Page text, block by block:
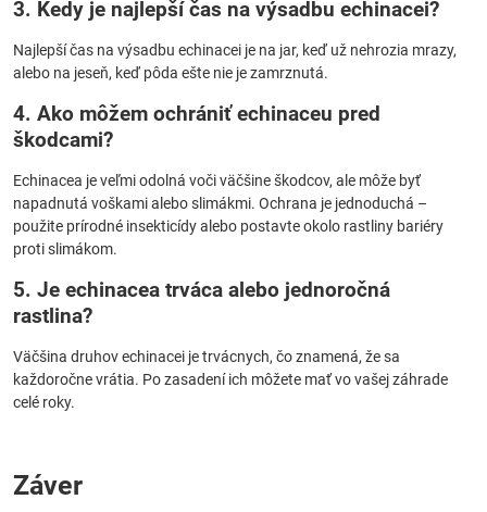
3. Kedy je najlepší čas na výsadbu echinacei?
Najlepší čas na výsadbu echinacei je na jar, keď už nehrozia mrazy,
alebo na jeseň, keď pôda ešte nie je zamrznutá.
4. Ako môžem ochrániť echinaceu pred
škodcami?
Echinacea je veľmi odolná voči väčšine škodcov, ale môže byť
napadnutá voškami alebo slimákmi. Ochrana je jednoduchá –
použite prírodné insekticídy alebo postavte okolo rastliny bariéry
proti slimákom.
5. Je echinacea trváca alebo jednoročná
rastlina?
Väčšina druhov echinacei je trvácnych, čo znamená, že sa
každoročne vrátia. Po zasadení ich môžete mať vo vašej záhrade
celé roky.
Záver